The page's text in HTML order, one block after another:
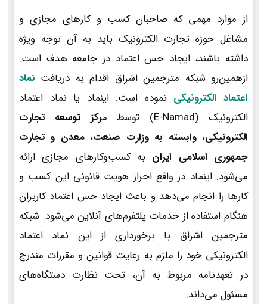
از موارد مهمی که صاحبان کسب و کارهای مجازی و
مشاغل حوزه تجارت الکترونیک باید به آن توجه ویژه
داشته باشند، ایجاد حس اعتماد در جامعه هدف است.
ازهمین‌رو شبکه مترجمین اشراق اقدام به دریافت نماد
اعتماد الکترونیکی نموده است. اینماد یا نماد اعتماد
الکترونیک (E-Namad) توسط م
رکز توسعه تجارت
الکترونیکی، وابسته به وزارت صنعت، معدن و تجارت
جمهوری اسلامی ایران به کسب‌وکارهای مجازی ارائه
می‌شود. اینماد در واقع احراز هویت قانونی این کسب و
کارها را انجام می‌دهد و باعث ایجاد حس اعتماد کاربران
هنگام استفاده از خدمات پلتفرم‌های آنلاین می‌شود. شبکه
مترجمین اشراق با برخورداری از این نماد اعتماد
الکترونیکی خود را ملزم به رعایت قوانین و مقررات مندرج
در تعهدنامه مربوط به آن، تحت نظارت دستگاه‌های
مسئول می‌داند.